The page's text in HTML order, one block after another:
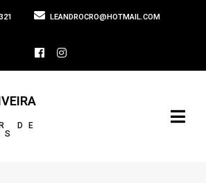
LEANDROCRO@HOTMAIL.COM
DE